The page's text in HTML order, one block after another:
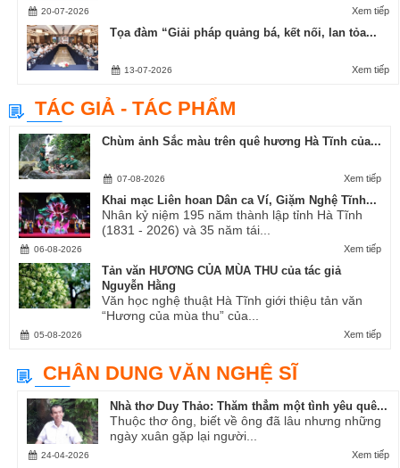
Xem tiếp
20-07-2026
Tọa đàm “Giải pháp quảng bá, kết nối, lan tỏa...
Xem tiếp
13-07-2026
TÁC GIẢ - TÁC PHẨM
Chùm ảnh Sắc màu trên quê hương Hà Tĩnh của...
Xem tiếp
07-08-2026
Khai mạc Liên hoan Dân ca Ví, Giặm Nghệ Tĩnh...
Nhân kỷ niệm 195 năm thành lập tỉnh Hà Tĩnh
(1831 - 2026) và 35 năm tái...
Xem tiếp
06-08-2026
Tản văn HƯƠNG CỦA MÙA THU của tác giả
Nguyễn Hằng
Văn học nghệ thuật Hà Tĩnh giới thiệu tản văn
“Hương của mùa thu” của...
Xem tiếp
05-08-2026
CHÂN DUNG VĂN NGHỆ SĨ
Nhà thơ Duy Thảo: Thăm thẳm một tình yêu quê...
Thuộc thơ ông, biết về ông đã lâu nhưng những
ngày xuân gặp lại người...
Xem tiếp
24-04-2026